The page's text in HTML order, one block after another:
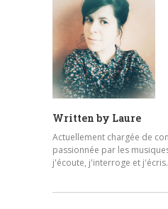
Written by Laure
Actuellement chargée de
passionnée par les
j'écoute, j'interroge et j'écris.